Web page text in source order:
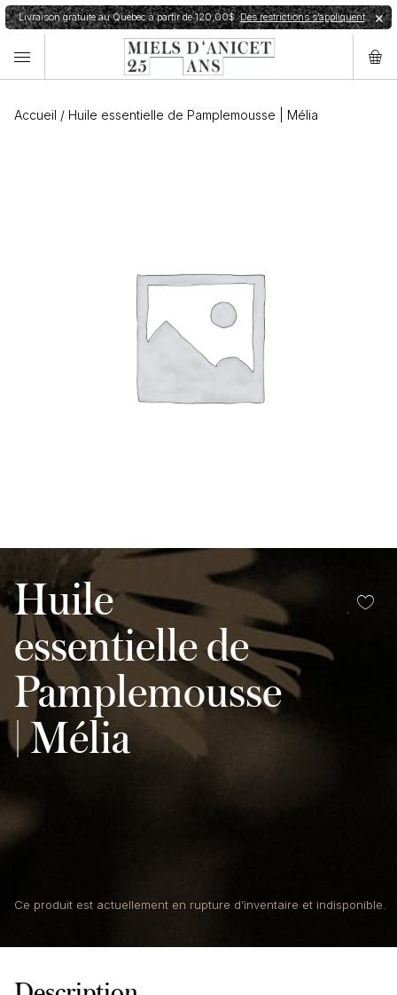
✕
Livraison gratuite au Québec à partir de 120,00$.Des restrictions s’appliquent
Accueil / Huile essentielle de Pamplemousse | Mélia
Huile
essentielle de
Pamplemousse
| Mélia
Ce produit est actuellement en rupture d’inventaire et indisponible.